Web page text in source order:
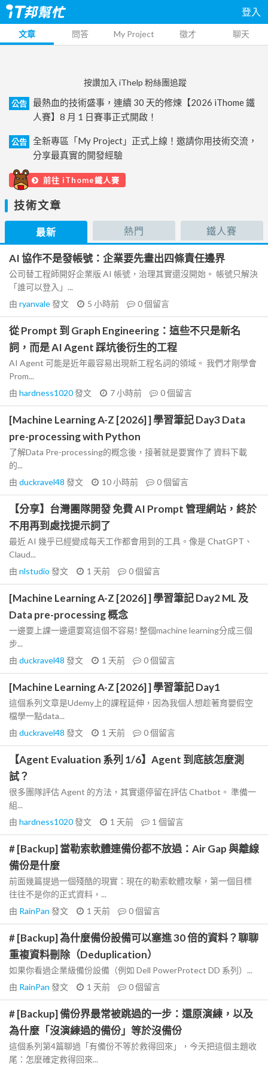
登入
文章 問答 My Project 徵才 聊天
按讚加入 iThelp 粉絲團追蹤
公告
最熱血的技術盛事，連續 30 天的修煉【2026 iThome 鐵
人賽】8 月 1 日賽事正式開啟！
公告
全新專區「My Project」正式上線！邀請你用技術交流，
分享最真實的開發經驗
前往 iThome鐵人賽
技術文章
最新 熱門 鐵人賽
AI 協作不是發帳號：企業要先畫出四條責任邊界
公司替工程師開好企業版 AI 帳號，治理其實還沒開始。 帳號只解決
「誰可以登入」...
由 ryanvale發文 5 小時前 0個留言
從 Prompt 到 Graph Engineering：這些不只是新名
詞，而是 AI Agent 踩坑後衍生的工程
AI Agent 可能是近年最容易出現新工程名詞的領域。 我們才剛學會
Prom...
由 hardness1020發文 7 小時前 0個留言
[Machine Learning A-Z [2026] ] 學習筆記 Day3 Data
pre-processing with Python
了解Data Pre-processing的概念後，接著就是要實作了 資料下載
的...
由 duckravel48 發文 10 小時前 0個留言
【分享】台灣團隊開發 免費 AI Prompt 管理網站，終於
不用再到處找提示詞了
最近 AI 幾乎已經變成每天工作都會用到的工具。像是 ChatGPT、
Claud...
由 nlstudio 發文 1 天前 0個留言
[Machine Learning A-Z [2026] ] 學習筆記 Day2 ML 及
Data pre-processing 概念
一邊要上課一邊還要寫這個不容易! 整個machine learning分成三個
步...
由 duckravel48 發文 1 天前 0個留言
[Machine Learning A-Z [2026] ] 學習筆記 Day1
這個系列文章是Udemy上的課程延伸，因為我個人想趁著育嬰假空
檔學一點data...
由 duckravel48 發文 1 天前 0個留言
【Agent Evaluation 系列 1/6】Agent 到底該怎麼測
試？
很多團隊評估 Agent 的方法，其實還停留在評估 Chatbot。 準備一
組...
由 hardness1020發文 1 天前 1 個留言
# [Backup] 當勒索軟體連備份都不放過：Air Gap 與離線
備份是什麼
前面幾篇提過一個殘酷的現實：現在的勒索軟體攻擊，第一個目標
往往不是你的正式資料，...
由 RainPan 發文 1 天前 0個留言
# [Backup] 為什麼備份設備可以塞進 30 倍的資料？聊聊
重複資料刪除（Deduplication）
如果你看過企業級備份設備（例如 Dell PowerProtect DD 系列）...
由 RainPan 發文 1 天前 0個留言
# [Backup] 備份界最常被跳過的一步：還原演練，以及
為什麼「沒演練過的備份」等於沒備份
這個系列第4篇聊過「有備份不等於救得回來」，今天把這個主題收
尾：怎麼確定救得回來...